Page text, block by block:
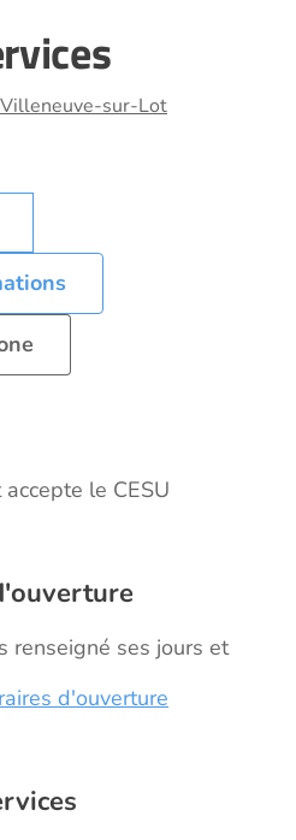
sur-Lot
le CESU
renseigné ses jours et
d'ouverture